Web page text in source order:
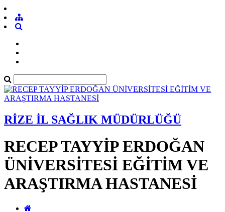
RİZE İL SAĞLIK MÜDÜRLÜĞÜ
RECEP TAYYİP ERDOĞAN
ÜNİVERSİTESİ EĞİTİM VE
ARAŞTIRMA HASTANESİ